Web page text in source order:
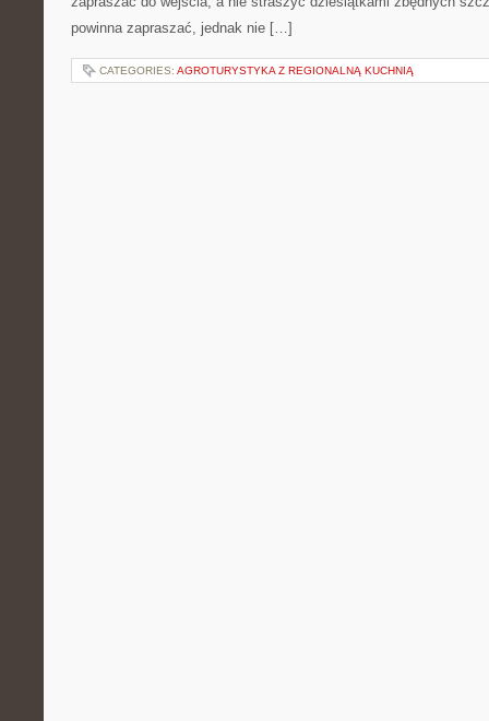
powinna zapraszać, jednak nie […]
CATEGORIES: AGROTURYSTYKA Z REGIONALNĄ KUCHNIĄ